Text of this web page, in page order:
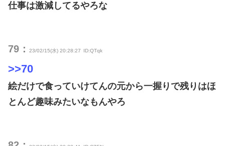
仕事は激減してるやろな
79： 23/02/15(水) 20:28:27 ID:QTqk
>>70
絵だけで食っていけてんの元から一握りで残りはほ
とんど趣味みたいなもんやろ